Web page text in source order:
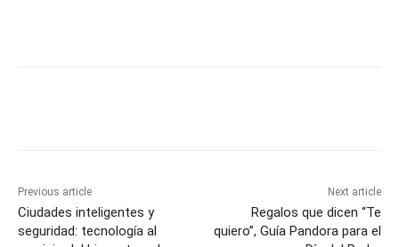
Previous article
Ciudades inteligentes y
seguridad: tecnología al
Next article
Regalos que dicen “Te
quiero”, Guía Pandora para el